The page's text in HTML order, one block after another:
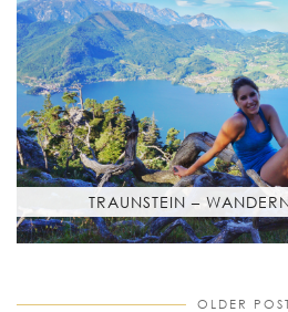
TRAUNSTEIN –
OLDER